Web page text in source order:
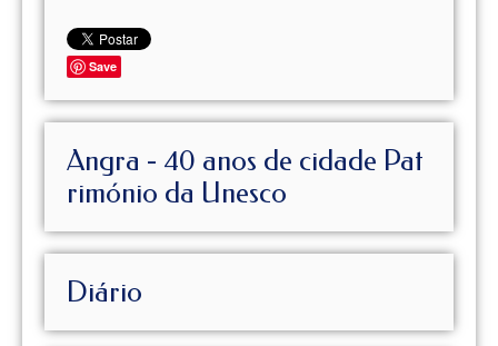
Save
Angra - 40 anos de cidade Pat
rimónio da Unesco
Diário